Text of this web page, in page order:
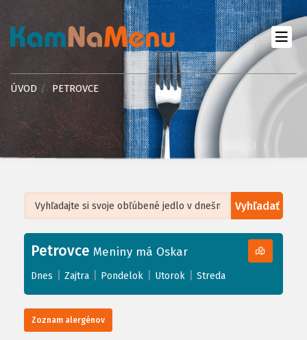
ÚVOD PETROVCE
Vyhľadať
+
−
Leaflet| ©OpenStreetMap, Tiles courtesy ofHumanitarian OpenStreetMap
Petrovce Meniny má Oskar
Dnes Zajtra Pondelok Utorok Streda
Zoznam alergénov